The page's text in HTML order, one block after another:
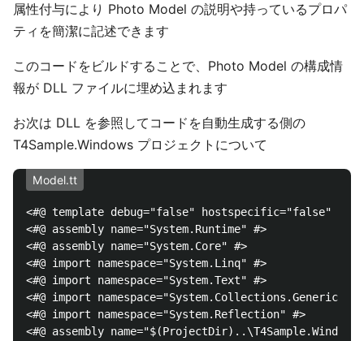
属性付与により Photo Model の説明や持っているプロパ
ティを簡潔に記述できます
このコードをビルドすることで、Photo Model の構成情
報が DLL ファイルに埋め込まれます
お次は DLL を参照してコードを自動生成する側の
T4Sample.Windows プロジェクトについて
Model.tt
<#@ template debug="false" hostspecific="false"
<#@ assembly name="System.Runtime" #>
<#@ assembly name="System.Core" #>
<#@ import namespace="System.Linq" #>
<#@ import namespace="System.Text" #>
<#@ import namespace="System.Collections.Generic" #>
<#@ import namespace="System.Reflection" #>
<#@ assembly